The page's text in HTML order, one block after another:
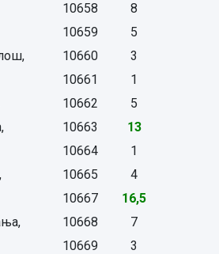
10658
8
10659
5
10660
3
10661
1
10662
5
10663
13
10664
1
10665
4
10667
16,5
10668
7
10669
3